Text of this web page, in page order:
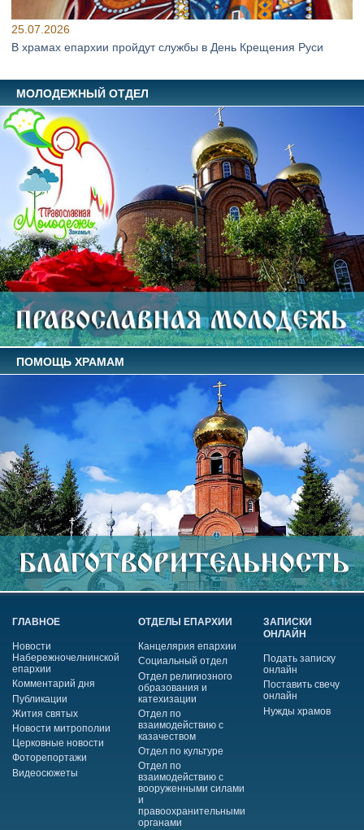
25.07.2026
В храмах епархии пройдут службы в День Крещения Руси
МОЛОДЕЖНЫЙ ОТДЕЛ
ПОМОЩЬ ХРАМАМ
ГЛАВНОЕ
Новости
Набережночелнинской
епархии
Комментарий дня
Публикации
Жития святых
Новости митрополии
Церковные новости
Фоторепортажи
Видеосюжеты
ОТДЕЛЫ ЕПАРХИИ
Канцелярия епархии
Социальный отдел
Отдел религиозного
образования и
катехизации
Отдел по
взаимодействию с
казачеством
Отдел по культуре
Отдел по
взаимодействию с
вооруженными силами
и
правоохранительными
органами
ЗАПИСКИ
ОНЛАЙН
Подать записку
онлайн
Поставить свечу
онлайн
Нужды храмов